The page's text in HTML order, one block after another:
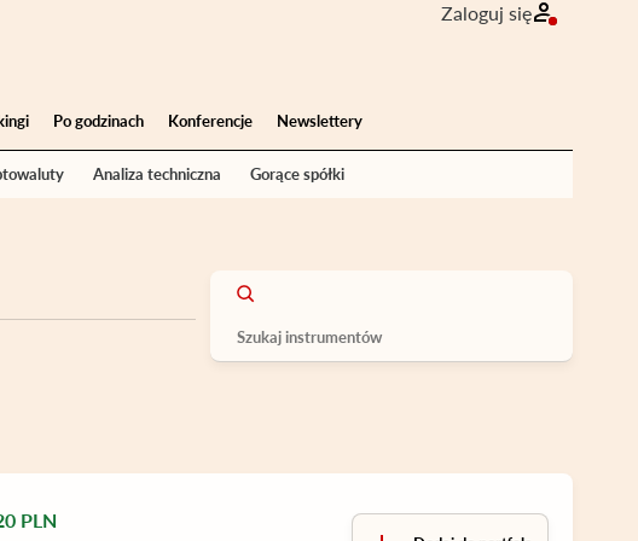
Zaloguj się
Po godzinach Konferencje Newslettery
Analiza techniczna Gorące spółki
PLN